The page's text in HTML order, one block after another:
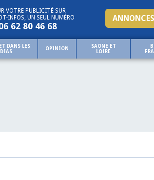
VOTRE PUBLICITÉ SUR
INFOS, UN SEUL NUMÉRO
62 80 46 68
DANS LES
OPINION
SAONE ET
LOIRE